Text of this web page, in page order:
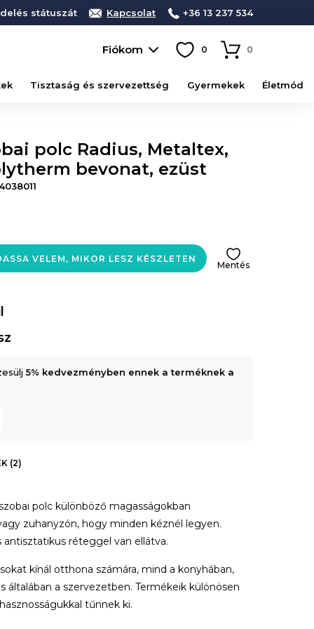
státuszát Kapcsolat +36 13 237 534
Fiókom 0 0
Tisztaság és szervezettség Gyermekek Életmód
polc Radius, Metaltex,
bevonat, ezüst
VELEM, MIKOR LESZ KÉSZLETEN
Mentés
5% kedvezményben ennek a terméknek a
(2)
polc különböző magasságokban
zuhanyzón, hogy minden kéznél legyen.
réteggel van ellátva.
kínál otthona számára, mind a konyhában,
általában a szervezetben. Termékeik különösen
tűnnek ki.